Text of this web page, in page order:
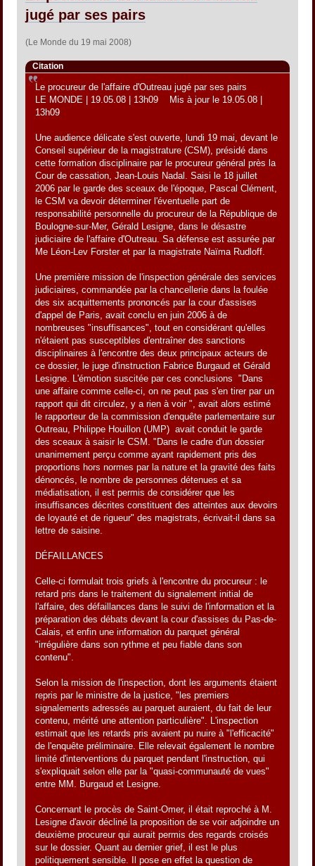
jugé par ses pairs
(Le Monde du 19 mai 2008)
Citation
Le procureur de l'affaire d'Outreau jugé par ses pairs
LE MONDE | 19.05.08 | 13h09  Mis à jour le 19.05.08 |
13h09
Une audience délicate s'est ouverte, lundi 19 mai, devant le
Conseil supérieur de la magistrature (CSM), présidé dans
cette formation disciplinaire par le procureur général près la
Cour de cassation, Jean-Louis Nadal. Saisi le 18 juillet
2006 par le garde des sceaux de l'époque, Pascal Clément,
le CSM va devoir déterminer l'éventuelle part de
responsabilité personnelle du procureur de la République de
Boulogne-sur-Mer, Gérald Lesigne, dans le désastre
judiciaire de l'affaire d'Outreau. Sa défense est assurée par
Me Léon-Lev Forster et par la magistrate Naïma Rudloff.
Une première mission de l'inspection générale des services
judiciaires, commandée par la chancellerie dans la foulée
des six acquittements prononcés par la cour d'assises
d'appel de Paris, avait conclu en juin 2006 à de
nombreuses "insuffisances", tout en considérant qu'elles
n'étaient pas susceptibles d'entraîner des sanctions
disciplinaires à l'encontre des deux principaux acteurs de
ce dossier, le juge d'instruction Fabrice Burgaud et Gérald
Lesigne. L'émotion suscitée par ces conclusions  "Dans
une affaire comme celle-ci, on ne peut pas s'en tirer par un
rapport qui dit circulez, y a rien à voir ", avait alors estimé
le rapporteur de la commission d'enquête parlementaire sur
Outreau, Philippe Houillon (UMP)  avait conduit le garde
des sceaux à saisir le CSM. "Dans le cadre d'un dossier
unanimement perçu comme ayant rapidement pris des
proportions hors normes par la nature et la gravité des faits
dénoncés, le nombre de personnes détenues et sa
médiatisation, il est permis de considérer que les
insuffisances décrites constituent des atteintes aux devoirs
de loyauté et de rigueur" des magistrats, écrivait-il dans sa
lettre de saisine.
DÉFAILLANCES
Celle-ci formulait trois griefs à l'encontre du procureur : le
retard pris dans le traitement du signalement initial de
l'affaire, des défaillances dans le suivi de l'information et la
préparation des débats devant la cour d'assises du Pas-de-
Calais, et enfin une information du parquet général
"irrégulière dans son rythme et peu fiable dans son
contenu".
Selon la mission de l'inspection, dont les arguments étaient
repris par le ministre de la justice, "les premiers
signalements adressés au parquet auraient, du fait de leur
contenu, mérité une attention particulière". L'inspection
estimait que les retards pris avaient pu nuire à "l'efficacité"
de l'enquête préliminaire. Elle relevait également le nombre
limité d'interventions du parquet pendant l'instruction, qui
s'expliquait selon elle par la "quasi-communauté de vues"
entre MM. Burgaud et Lesigne.
Concernant le procès de Saint-Omer, il était reproché à M.
Lesigne d'avoir décliné la proposition de se voir adjoindre un
deuxième procureur qui aurait permis des regards croisés
sur le dossier. Quant au dernier grief, il est le plus
politiquement sensible. Il pose en effet la question de